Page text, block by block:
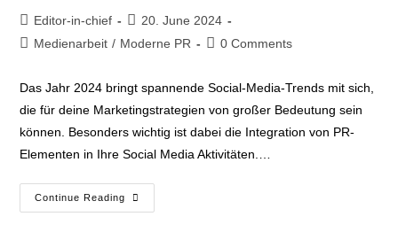
Editor-in-chief
20. June 2024
Medienarbeit / Moderne PR 0 Comments
Das Jahr 2024 bringt spannende Social-Media-Trends mit sich,
die für deine Marketingstrategien von großer Bedeutung sein
können. Besonders wichtig ist dabei die Integration von PR-
Elementen in Ihre Social Media Aktivitäten.…
Continue Reading